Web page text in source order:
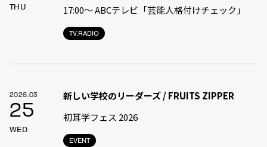
THU
TV.RADIO
17:00〜 ABCテレビ「芸能人格付けチェック」
2026.03
25
WED
EVENT
新しい学校のリーダーズ / FRUITS ZIPPER
初耳学フェス 2026